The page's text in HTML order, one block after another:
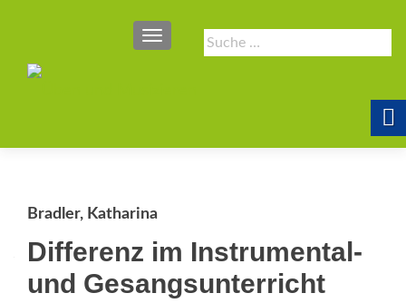
Suche
nach:
SCHALTE NAVIGATION
Bradler, Katharina
Differenz im Instrumental-
und Gesangsunterricht